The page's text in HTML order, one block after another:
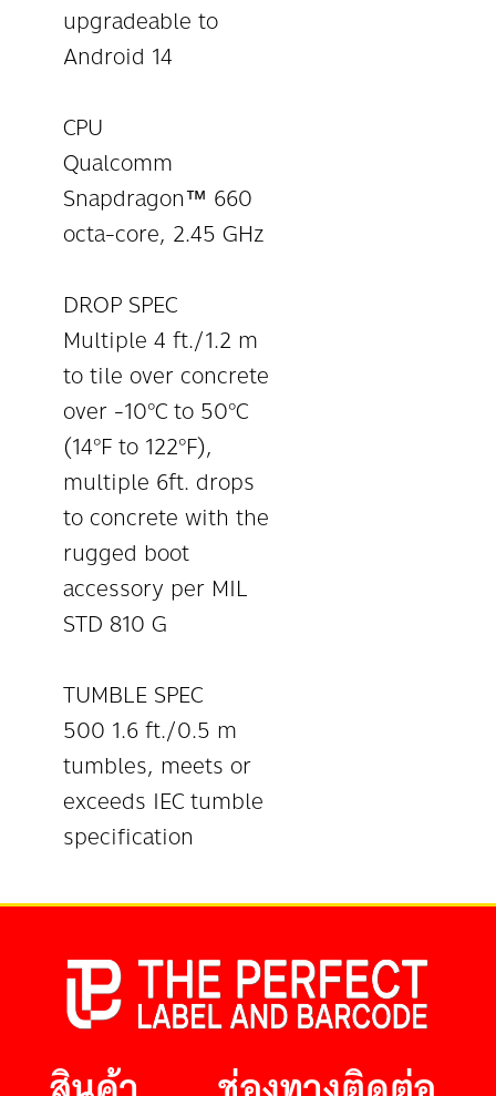
upgradeable to
Android 14
CPU
Qualcomm
Snapdragon™ 660
octa-core, 2.45 GHz
DROP SPEC
Multiple 4 ft./1.2 m
to tile over concrete
over -10°C to 50°C
(14°F to 122°F),
multiple 6ft. drops
to concrete with the
rugged boot
accessory per MIL
STD 810 G
TUMBLE SPEC
500 1.6 ft./0.5 m
tumbles, meets or
exceeds IEC tumble
specification